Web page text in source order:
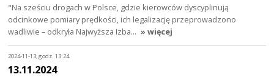
"Na sześciu drogach w Polsce, gdzie kierowców dyscyplinują
odcinkowe pomiary prędkości, ich legalizację przeprowadzono
wadliwie – odkryła Najwyższa Izba… » więcej
2024-11-13, godz. 13:24
13.11.2024